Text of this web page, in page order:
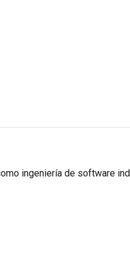
ingeniería de software